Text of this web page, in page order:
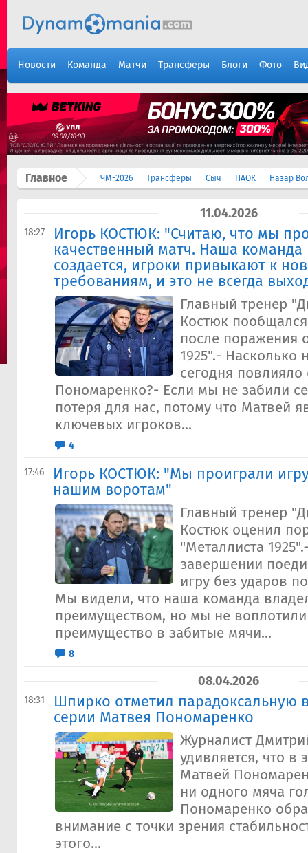
Новости Команда Матчи Трансферы Блоги Фото
Главное ЧМ-2026 Трансферы Сыч ПАОК Назар
11.04.2026
18:27
Игорь КОСТЮК: "Считаю, что мы
качественный матч. Наша команда
создается, игроки привыкают к
требованиям, и это не всегда
Главный тренер
Костюк
после поражения
1925".- Насколько
сегодня повлияло
Пономаренко?- Если мы не забили
потеря для нас, потому что Матвей
ключевых игроков...
4
17:46
Игорь КОСТЮК: "Мы проиграли
нашим воротам"
Главный тренер
Костюк оценил
"Металлиста
завершении
игру без ударов
Мы видели, что наша команда
преимуществом, но мы не
преимущество в забитые мячи...
8
08.04.2026
18:31
Шпирко отметил парадоксальную
серии Матвея Пономаренко
Журналист
удивляется, что в
Матвей
ни одного мяча
Пономаренко
внимание с точки зрения
этого...